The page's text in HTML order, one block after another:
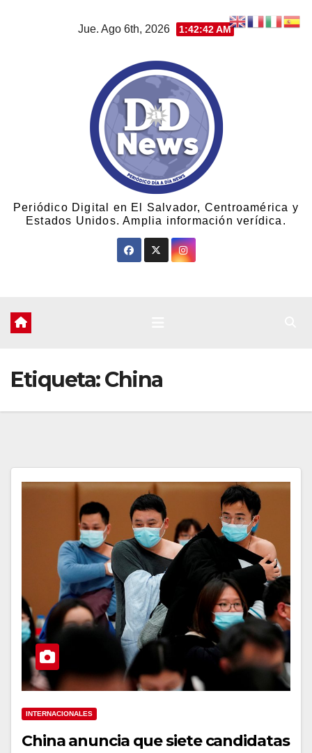
Jue. Ago 6th, 2026 1:42:42 AM
Periódico Digital en El Salvador, Centroamérica y
Estados Unidos. Amplia información verídica.
Etiqueta:China
INTERNACIONALES
China anuncia que siete candidatas